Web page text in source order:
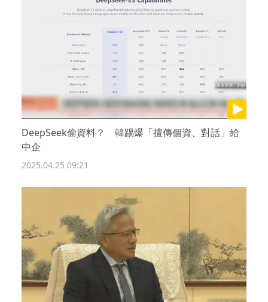
DeepSeek偷資料？ 韓踢爆「擅傳個資、對話」給
中企
2025.04.25 09:21